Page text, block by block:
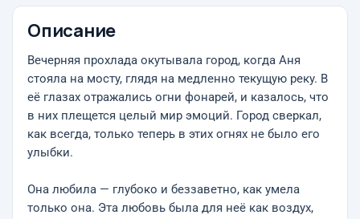
Описание
Вечерняя прохлада окутывала город, когда Аня
стояла на мосту, глядя на медленно текущую реку. В
её глазах отражались огни фонарей, и казалось, что
в них плещется целый мир эмоций. Город сверкал,
как всегда, только теперь в этих огнях не было его
улыбки.
Она любила — глубоко и беззаветно, как умела
только она. Эта любовь была для неё как воздух,